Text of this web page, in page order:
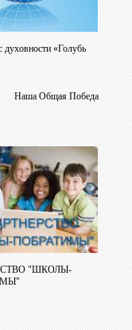
духовности «Голубь
Наша Общая Победа
"ШКОЛЫ-